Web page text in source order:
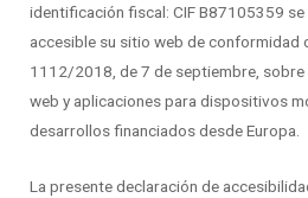
identificación fiscal: CIF B87105359
accesible su sitio web de conformidad
1112/2018, de 7 de septiembre,
web y aplicaciones para dispositivos
desarrollos financiados desde Europa.
La presente declaración de